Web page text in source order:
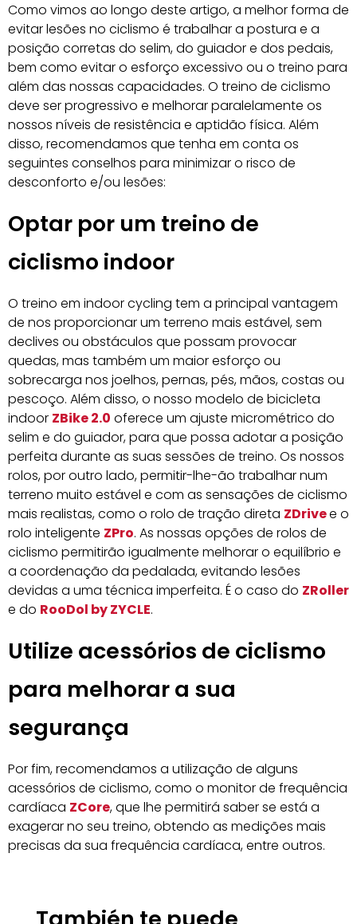
Como vimos ao longo deste artigo, a melhor forma de
evitar lesões no ciclismo é trabalhar a postura e a
posição corretas do selim, do guiador e dos pedais,
bem como evitar o esforço excessivo ou o treino para
além das nossas capacidades. O treino de ciclismo
deve ser progressivo e melhorar paralelamente os
nossos níveis de resistência e aptidão física. Além
disso, recomendamos que tenha em conta os
seguintes conselhos para minimizar o risco de
desconforto e/ou lesões:
Optar por um treino de
ciclismo indoor
O treino em indoor cycling tem a principal vantagem
de nos proporcionar um terreno mais estável, sem
declives ou obstáculos que possam provocar
quedas, mas também um maior esforço ou
sobrecarga nos joelhos, pernas, pés, mãos, costas ou
pescoço. Além disso, o nosso modelo de bicicleta
indoor ZBike 2.0 oferece um ajuste micrométrico do
selim e do guiador, para que possa adotar a posição
perfeita durante as suas sessões de treino. Os nossos
rolos, por outro lado, permitir-lhe-ão trabalhar num
terreno muito estável e com as sensações de ciclismo
mais realistas, como o rolo de tração direta ZDrivee o
rolo inteligente ZPro. As nossas opções de rolos de
ciclismo permitirão igualmente melhorar o equilíbrio e
a coordenação da pedalada, evitando lesões
devidas a uma técnica imperfeita. É o caso do ZRoller
e do RooDol by ZYCLE.
Utilize acessórios de ciclismo
para melhorar a sua
segurança
Por fim, recomendamos a utilização de alguns
acessórios de ciclismo, como o monitor de frequência
cardíaca ZCore, que lhe permitirá saber se está a
exagerar no seu treino, obtendo as medições mais
precisas da sua frequência cardíaca, entre outros.